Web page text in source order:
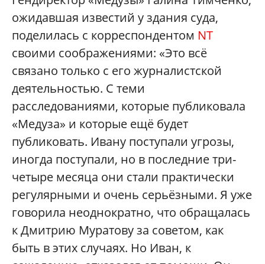
ожидавшая известий у здания суда,
поделилась с корреспондентом NT
своими соображениями: «Это всё
связано только с его журналистской
деятельностью. С теми
расследованиями, которые публиковала
«Медуза» и которые ещё будет
публиковать. Ивану поступали угрозы,
иногда поступали, но в последние три-
четыре месяца они стали практически
регулярными и очень серьёзными. Я уже
говорила неоднократно, что обращалась
к Дмитрию Муратову за советом, как
быть в этих случаях. Но Иван, к